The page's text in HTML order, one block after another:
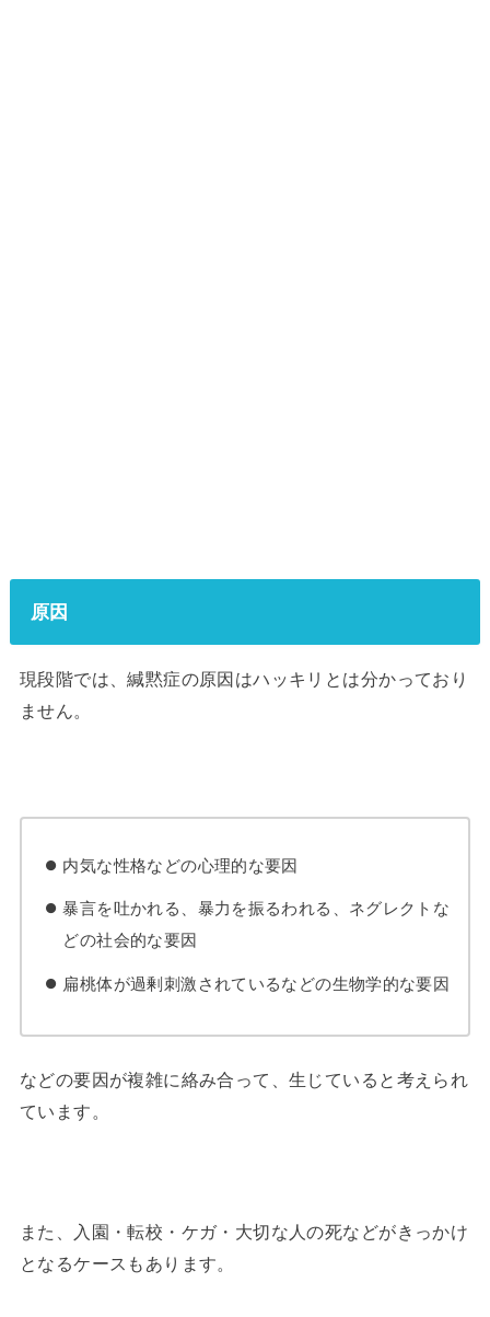
原因
現段階では、緘黙症の原因はハッキリとは分かっており
ません。
内気な性格などの心理的な要因
暴言を吐かれる、暴力を振るわれる、ネグレクトな
どの社会的な要因
扁桃体が過剰刺激されているなどの生物学的な要因
などの要因が複雑に絡み合って、生じていると考えられ
ています。
また、入園・転校・ケガ・大切な人の死などがきっかけ
となるケースもあります。